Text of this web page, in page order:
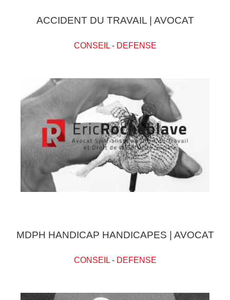
ACCIDENT DU TRAVAIL | AVOCAT
CONSEIL- DEFENSE
MDPH HANDICAP HANDICAPES | AVOCAT
CONSEIL- DEFENSE